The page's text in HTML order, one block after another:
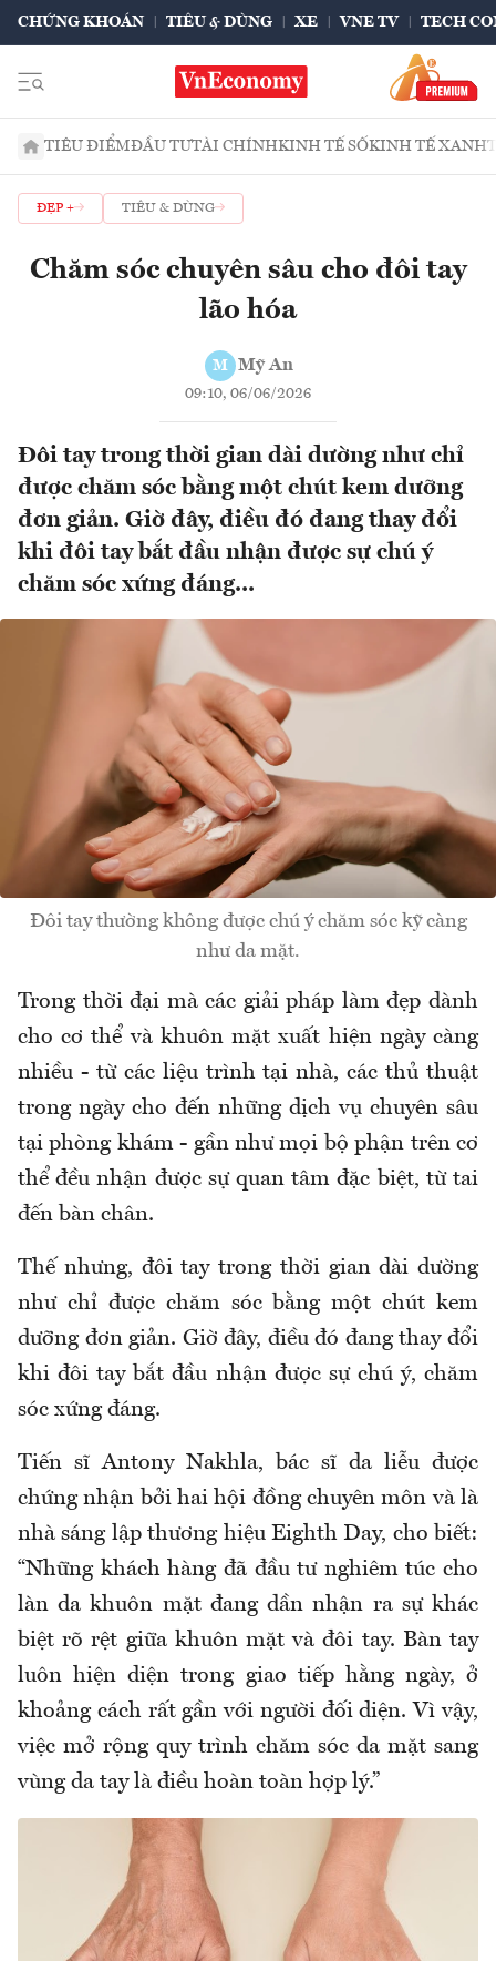
CHỨNG KHOÁN TIÊU & DÙNG XE VNE TV TECH
TIÊU ĐIỂMĐẦU TƯTÀI CHÍNHKINH TẾ SỐKINH TẾ XANH
ĐẸP + TIÊU & DÙNG
Chăm sóc chuyên sâu cho đôi tay
lão hóa
M Mỹ An
09:10, 06/06/2026
Đôi tay trong thời gian dài dường như chỉ
được chăm sóc bằng một chút kem dưỡng
đơn giản. Giờ đây, điều đó đang thay đổi
khi đôi tay bắt đầu nhận được sự chú ý
chăm sóc xứng đáng...
Đôi tay thường không được chú ý chăm sóc kỹ càng
như da mặt.
Trong thời đại mà các giải pháp làm đẹp dành
cho cơ thể và khuôn mặt xuất hiện ngày càng
nhiều - từ các liệu trình tại nhà, các thủ thuật
trong ngày cho đến những dịch vụ chuyên sâu
tại phòng khám - gần như mọi bộ phận trên cơ
thể đều nhận được sự quan tâm đặc biệt, từ tai
đến bàn chân.
Thế nhưng, đôi tay trong thời gian dài dường
như chỉ được chăm sóc bằng một chút kem
dưỡng đơn giản. Giờ đây, điều đó đang thay đổi
khi đôi tay bắt đầu nhận được sự chú ý, chăm
sóc xứng đáng.
Tiến sĩ Antony Nakhla, bác sĩ da liễu được
chứng nhận bởi hai hội đồng chuyên môn và là
nhà sáng lập thương hiệu Eighth Day, cho biết:
“Những khách hàng đã đầu tư nghiêm túc cho
làn da khuôn mặt đang dần nhận ra sự khác
biệt rõ rệt giữa khuôn mặt và đôi tay. Bàn tay
luôn hiện diện trong giao tiếp hằng ngày, ở
khoảng cách rất gần với người đối diện. Vì vậy,
việc mở rộng quy trình chăm sóc da mặt sang
vùng da tay là điều hoàn toàn hợp lý.”